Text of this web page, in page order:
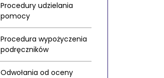
Procedury udzielania
pomocy
Procedura wypożyczenia
podręczników
Odwołania od oceny